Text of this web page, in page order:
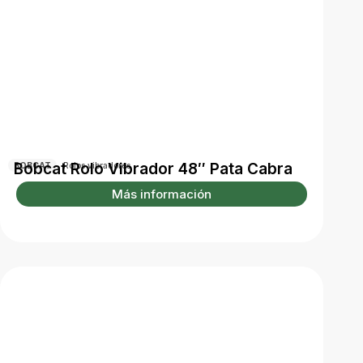
BOBCAT Rolos vibradores
Bobcat Rolo Vibrador 48″ Pata Cabra
Más información